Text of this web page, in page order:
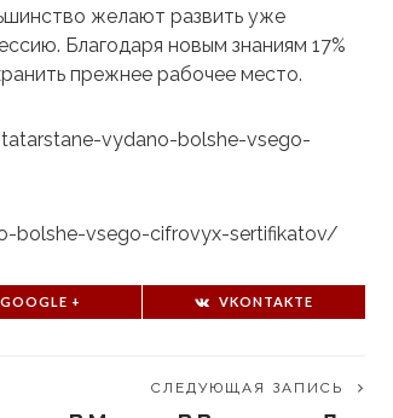
желают развить уже
Благодаря новым знаниям 17%
прежнее рабочее место.
vydano-bolshe-vsego-
bolshe-vsego-cifrovyx-sertifikatov/
GOOGLE + VKONTAKTE
СЛЕДУЮЩАЯ ЗАПИСЬ